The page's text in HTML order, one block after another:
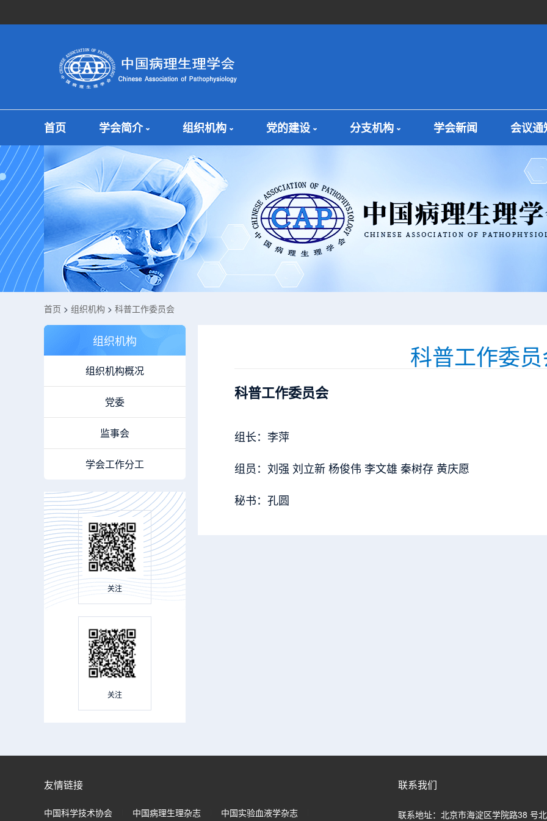
首页 学会简介 组织机构 党的建设 分支机构 学会新闻 会议通
首页 > 组织机构 > 科普工作委员会
组织机构
组织机构概况
党委
监事会
学会工作分工
关注
关注
科普工作委
科普工作委员会
组长：李萍
组员：刘强 刘立新 杨俊伟 李文雄 秦树存 黄庆愿
秘书：孔圆
友情链接
中国科学技术协会 中国病理生理杂志 中国实验血液学杂志
联系我们
联系地址：北京市海淀区学院路38 号